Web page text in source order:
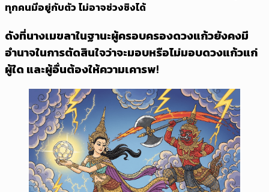
ทุกคนมีอยู่กับตัว ไม่อาจช่วงชิงได้
ดังที่นางเมขลาในฐานะผู้ครอบครองดวงแก้วยังคงมี
อำนาจในการตัดสินใจว่าจะมอบหรือไม่มอบดวงแก้วแก่
ผู้ใด และผู้อื่นต้องให้ความเคารพ!